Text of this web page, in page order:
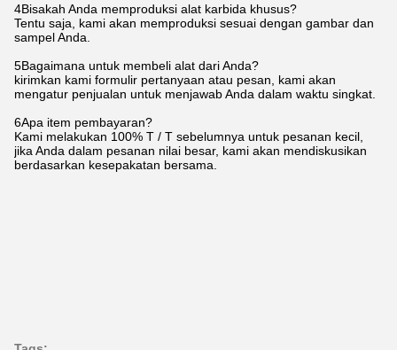
4Bisakah Anda memproduksi alat karbida khusus?
Tentu saja, kami akan memproduksi sesuai dengan gambar dan
sampel Anda.
5Bagaimana untuk membeli alat dari Anda?
kirimkan kami formulir pertanyaan atau pesan, kami akan
mengatur penjualan untuk menjawab Anda dalam waktu singkat.
6Apa item pembayaran?
Kami melakukan 100% T / T sebelumnya untuk pesanan kecil,
jika Anda dalam pesanan nilai besar, kami akan mendiskusikan
berdasarkan kesepakatan bersama.